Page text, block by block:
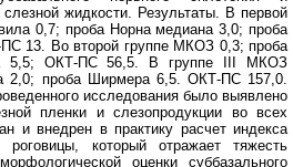
жидкости. Результаты. В первой
0,7; проба Норна медиана 3,0; проба
13. Во второй группе МКОЗ 0,3; проба
5,5; ОКТ-ПС 56,5. В группе III МКОЗ
2,0; проба Ширмера 6,5. ОКТ-ПС 157,0.
исследования было выявлено
пленки и слезопродукции во всех
и внедрен в практику расчет индекса
роговицы, который отражает тяжесть
оценки суббазального